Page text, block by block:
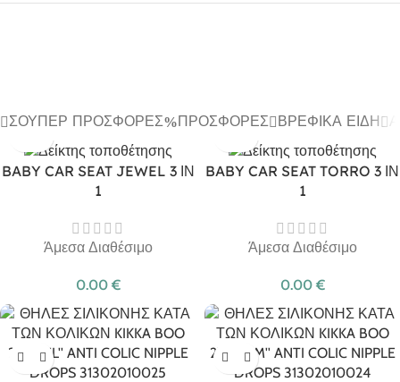
ΣΟΎΠΕΡ ΠΡΟΣΦΟΡΈΣ ΠΡΟΣΦΟΡΈΣ ΒΡΕΦΙΚΆ ΕΊΔΗ
BABY CAR SEAT JEWEL 3 ΙΝ
1
Άμεσα Διαθέσιμο
0.00 €
BABY CAR SEAT TORRO 3 ΙΝ
1
Άμεσα Διαθέσιμο
0.00 €